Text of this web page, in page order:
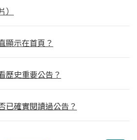
顯示在首頁？
歷史重要公告？
已確實閱讀過公告？